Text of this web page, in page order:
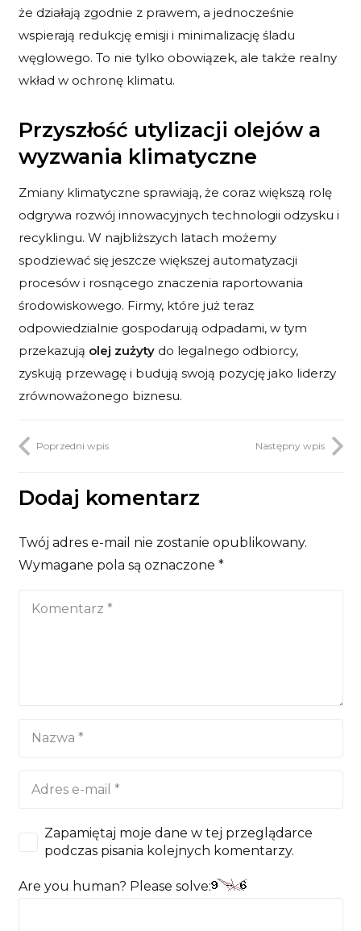
że działają zgodnie z prawem, a jednocześnie
wspierają redukcję emisji i minimalizację śladu
węglowego. To nie tylko obowiązek, ale także realny
wkład w ochronę klimatu.
Przyszłość utylizacji olejów a
wyzwania klimatyczne
Zmiany klimatyczne sprawiają, że coraz większą rolę
odgrywa rozwój innowacyjnych technologii odzysku i
recyklingu. W najbliższych latach możemy
spodziewać się jeszcze większej automatyzacji
procesów i rosnącego znaczenia raportowania
środowiskowego. Firmy, które już teraz
odpowiedzialnie gospodarują odpadami, w tym
przekazują olej zużytydo legalnego odbiorcy,
zyskują przewagę i budują swoją pozycję jako liderzy
zrównoważonego biznesu.
Poprzedni wpis Następny wpis
Dodaj komentarz
Twój adres e-mail nie zostanie opublikowany.
Wymagane pola są oznaczone *
Zapamiętaj moje dane w tej przeglądarce
podczas pisania kolejnych komentarzy.
Are you human? Please solve: